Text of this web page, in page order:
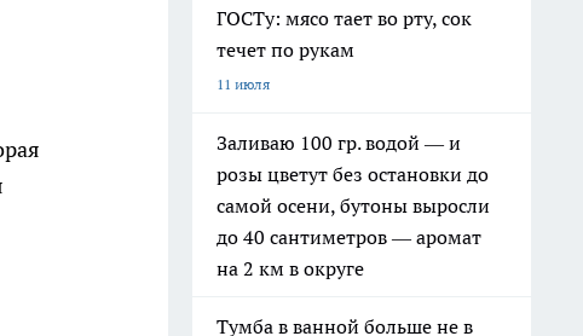
ГОСТу: мясо тает во рту, сок
течет по рукам
11 июля
Заливаю 100 гр. водой — и
розы цветут без остановки до
самой осени, бутоны выросли
до 40 сантиметров — аромат
на 2 км в округе
Тумба в ванной больше не в